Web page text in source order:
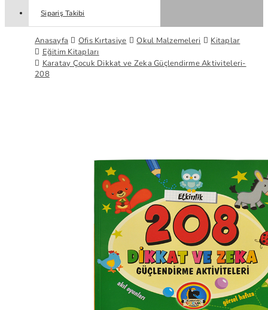
Sipariş Takibi
Anasayfa Ofis Kırtasiye Okul Malzemeleri
Kitaplar
Eğitim Kitapları
Karatay Çocuk Dikkat ve Zeka Güçlendirme Aktiviteleri-
208